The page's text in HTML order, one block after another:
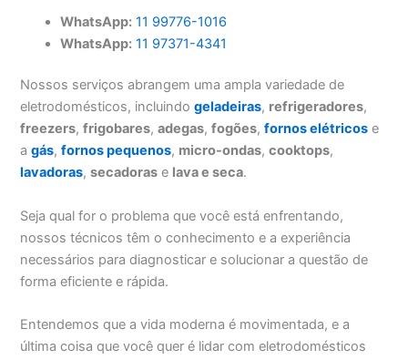
WhatsApp: 11 99776-1016
WhatsApp: 11 97371-4341
Nossos serviços abrangem uma ampla variedade de
eletrodomésticos, incluindogeladeiras, refrigeradores,
freezers,frigobares,adegas,fogões,fornos elétricos e
agás,fornos pequenos, micro-ondas,cooktops,
lavadoras,secadoras e lava e seca.
Seja qual for o problema que você está enfrentando,
nossos técnicos têm o conhecimento e a experiência
necessários para diagnosticar e solucionar a questão de
forma eficiente e rápida.
Entendemos que a vida moderna é movimentada, e a
última coisa que você quer é lidar com eletrodomésticos